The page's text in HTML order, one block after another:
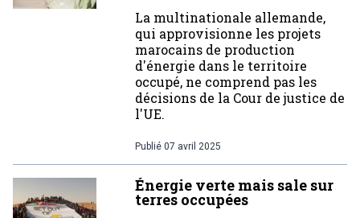
La multinationale allemande,
qui approvisionne les projets
marocains de production
d'énergie dans le territoire
occupé, ne comprend pas les
décisions de la Cour de justice de
l'UE.
Publié 07 avril 2025
Énergie verte mais sale sur
terres occupées